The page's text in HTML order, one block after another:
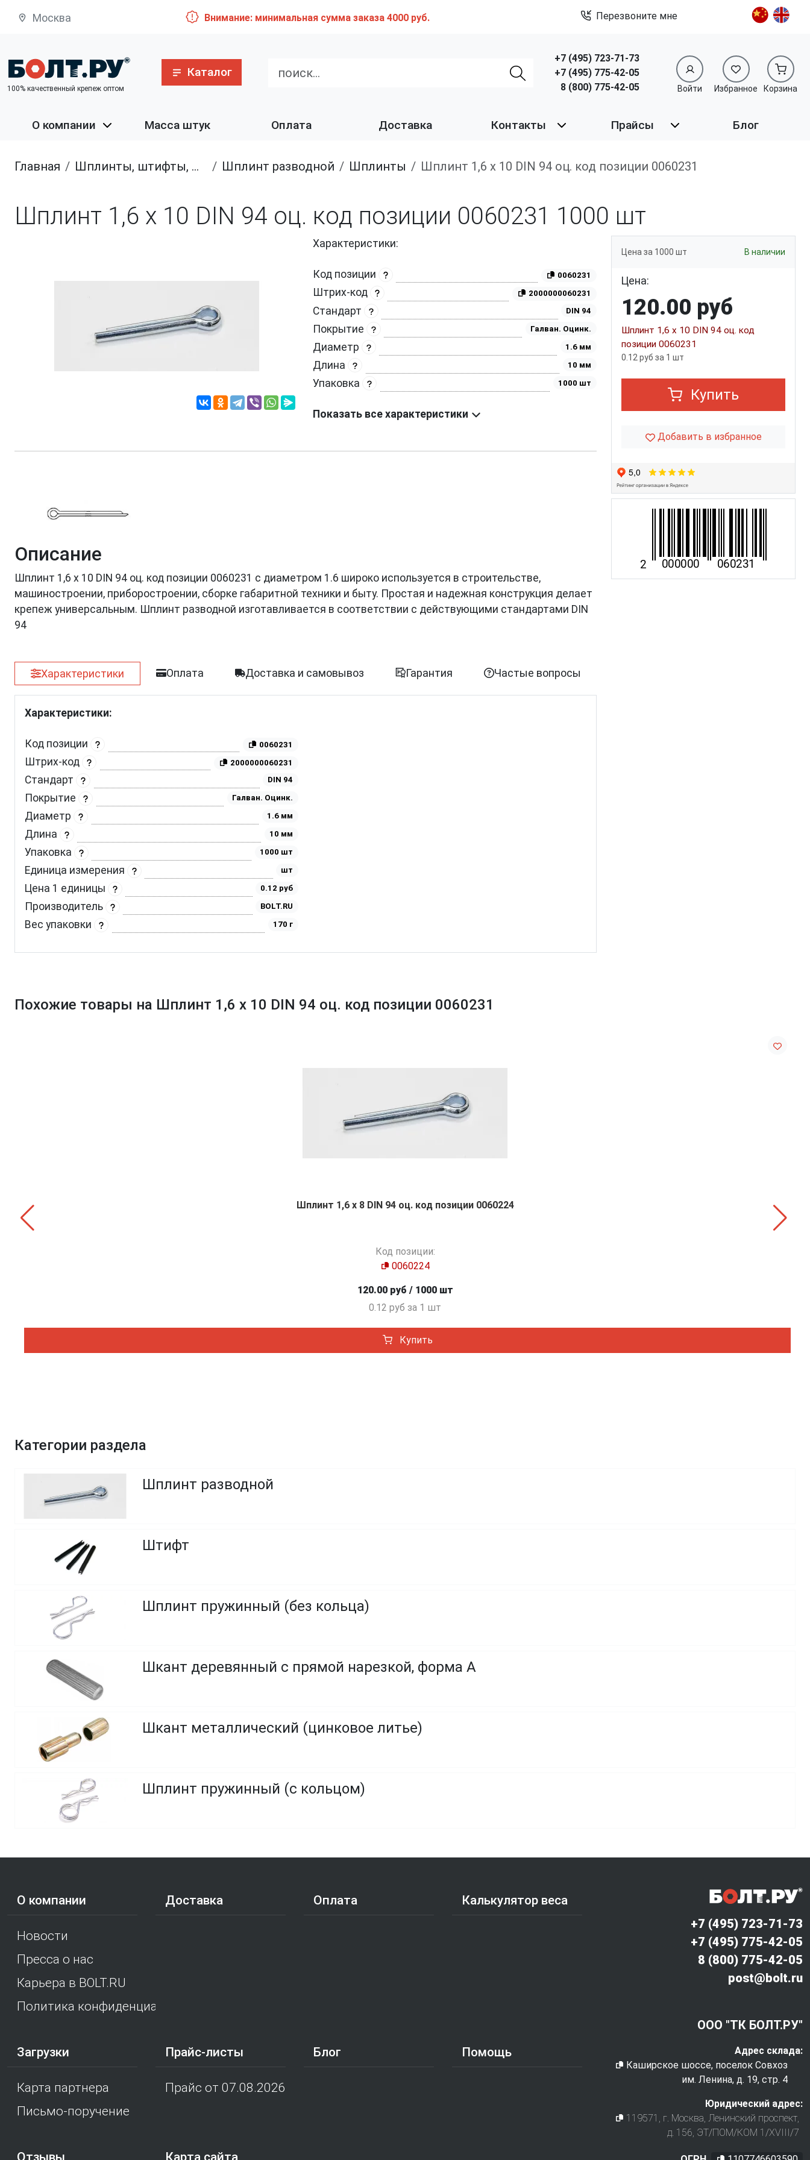
Москва Внимание: минимальная сумма заказа 4000 руб. Перезвоните мне
100% качественный крепеж оптом
Каталог
+7 (495) 723-71-73
+7 (495) 775-42-05
8 (800) 775-42-05
Войти Избранное Корзина
О компании Масса штук Оплата Доставка Контакты Прайсы Блог
Главная шплинты, штифты, шканты Шплинт разводной Шплинты Шплинт 1,6 х 10 DIN 94 оц. код позиции 0060231
Шплинт 1,6 х 10 DIN 94 оц. код позиции 0060231 1000 шт
Характеристики:
Код позиции 0060231
Штрих-код 2000000060231
Стандарт DIN 94
Покрытие Галван. Оцинк.
Диаметр 1.6 мм
Длина 10 мм
Упаковка 1000 шт
Показать все характеристики
Описание
Шплинт 1,6 х 10 DIN 94 оц. код позиции 0060231 с диаметром 1.6 широко используется в строительстве,
машиностроении, приборостроении, сборке габаритной техники и быту. Простая и надежная конструкция делает
крепеж универсальным. Шплинт разводной изготавливается в соответствии с действующими стандартами DIN
94
Характеристики Оплата Доставка и самовывоз Гарантия Частые вопросы
Характеристики:
Код позиции 0060231
Штрих-код 2000000060231
Стандарт DIN 94
Покрытие Галван. Оцинк.
Диаметр 1.6 мм
Длина 10 мм
Упаковка 1000 шт
Единица измерения шт
Цена 1 единицы 0.12 руб
Производитель BOLT.RU
Вес упаковки 170 г
Цена за 1000 шт В наличии
Цена:
120.00 руб
Шплинт 1,6 х 10 DIN 94 оц. код
позиции 0060231
0.12 руб за 1 шт
Купить
Добавить в избранное
Похожие товары на Шплинт 1,6 х 10 DIN 94 оц. код позиции 0060231
Шплинт 1,6 х 8 DIN 94 оц. код позиции 0060224
Код позиции:
0060224
120.00 руб / 1000 шт
0.12 руб за 1 шт
Купить
Категории раздела
Шплинт разводной
Штифт
Шплинт пружинный (без кольца)
Шкант деревянный с прямой нарезкой, форма A
Шкант металлический (цинковое литье)
Шплинт пружинный (с кольцом)
О компании
Новости
Пресса о нас
Карьера в BOLT.RU
Политика конфиденциальности
Доставка Оплата Калькулятор веса
Загрузки
Карта партнера
Письмо-поручение
Прайс-листы
Прайс от 07.08.2026
Блог Помощь
+7 (495) 723-71-73
+7 (495) 775-42-05
8 (800) 775-42-05
post@bolt.ru
ООО "ТК БОЛТ.РУ"
Адрес склада:
Каширское шоссе, поселок Совхоз
им. Ленина, д. 19, стр. 4
Юридический адрес:
119571 , г. Москва, Ленинский проспект,
д. 156, ЭТ/ПОМ/КОМ 1/XVIII/7